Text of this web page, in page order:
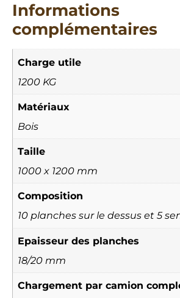
Informations
complémentaires
Charge utile
1200 KG
Matériaux
Bois
Taille
1000 x 1200 mm
Composition
10 planches sur le dessus et 5
Epaisseur des planches
18/20 mm
Chargement par camion